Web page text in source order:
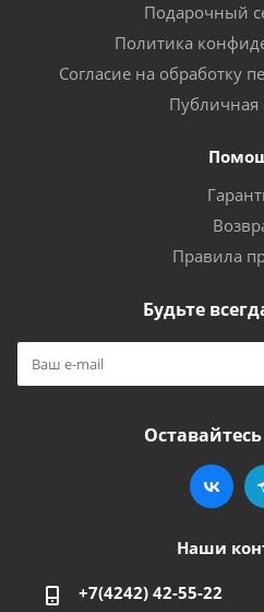
Подарочный
Политика
Согласие на обработку
Публичная
Правила
Будьте
Наши
+7(4242) 42-55-22